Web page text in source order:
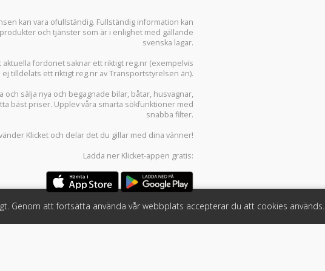
kan vara ofullständig. Fullständig information kan
och tjänster som är i enlighet med gällande
svenska lagar.
aktuella fordonet saknar ett riktigt reg.nr (exempelvis
tilldelats ett riktigt reg.nr av Transportstyrelsen än).
och sälja nya och begagnade bilar, båtar, husvagnar,
bäst priser. Upplev våra smarta sökfunktioner med
snabba filter.
Klicket och delar det du gillar med dina vänner!
Ladda ner Klicket-appen gratis:
Genom att fortsätta använda vår webbplats accepterar du att cookies används.